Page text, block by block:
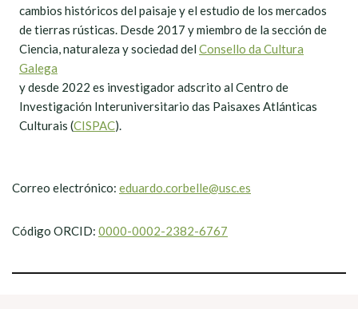
cambios históricos del paisaje y el estudio de los mercados
de tierras rústicas. Desde 2017 y miembro de la sección de
Ciencia, naturaleza y sociedad del Consello da Cultura
Galega
y desde 2022 es investigador adscrito al Centro de
Investigación Interuniversitario das Paisaxes Atlánticas
Culturais (CISPAC).
Correo electrónico: eduardo.corbelle@usc.es
Código ORCID: 0000-0002-2382-6767